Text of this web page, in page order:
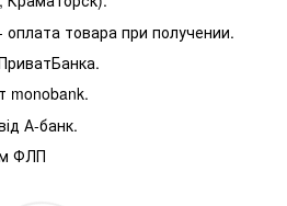
товара при получении.
monobank.
А-банк.
ФЛП